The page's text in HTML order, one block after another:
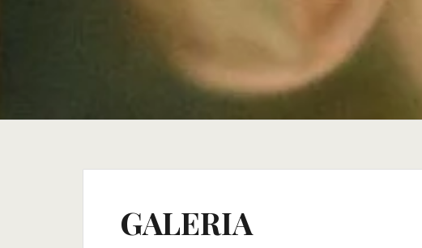
GALERIA